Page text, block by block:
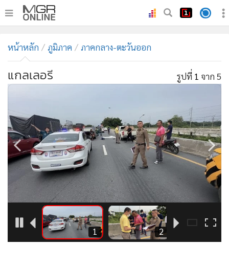
ทันเหตุการณ์
• ภาคใต้
• ภูมิภาค
• บันเทิง
• ผู้จัดการรายวัน
คอลัมนิสต์
• ละคร
CbizReview
Cyber BIZ
ผู้จัดกวน
Good health & Well-being
• Green Innovation & SD
หน้าหลัก ภูมิภาค ภาคกลาง-ตะวันออก
แกลเลอรี รูปที่ 1 จาก 5
1 2